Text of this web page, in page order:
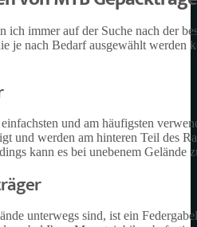
ich immer auf der Suche nach der
je nach Bedarf ausgewählt
und am häufigsten
und werden am hinteren Teil des
kann es bei unebenem
unterwegs sind, ist ein